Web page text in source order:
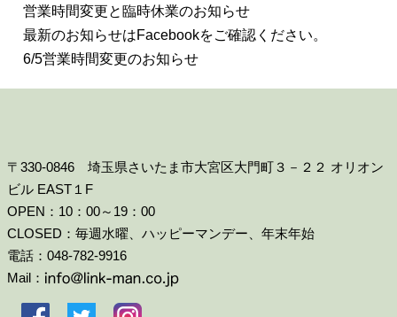
営業時間変更と臨時休業のお知らせ
最新のお知らせはFacebookをご確認ください。
6/5営業時間変更のお知らせ
〒330-0846 埼玉県さいたま市大宮区大門町３－２２ オリオン
ビル EAST１F
OPEN：10：00～19：00
CLOSED：毎週水曜、ハッピーマンデー、年末年始
電話：048-782-9916
Mail：